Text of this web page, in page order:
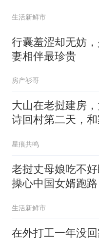
生活新鲜市
行囊羞涩却无妨
妻相伴最珍贵
房产衫哥
大山在老挝建房
诗回村第二天，和
星痕共鸣
老挝丈母娘吃不
操心中国女婿跑路
生活新鲜市
在外打工一年没